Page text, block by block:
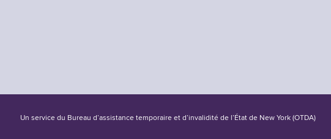
Un service du Bureau d’assistance temporaire et d’invalidité de l’État de New York (OTDA)